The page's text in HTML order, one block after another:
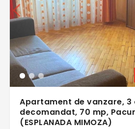
Apartament de vanzare, 3
decomandat, 70 mp,
(ESPLANADA MIMOZA)